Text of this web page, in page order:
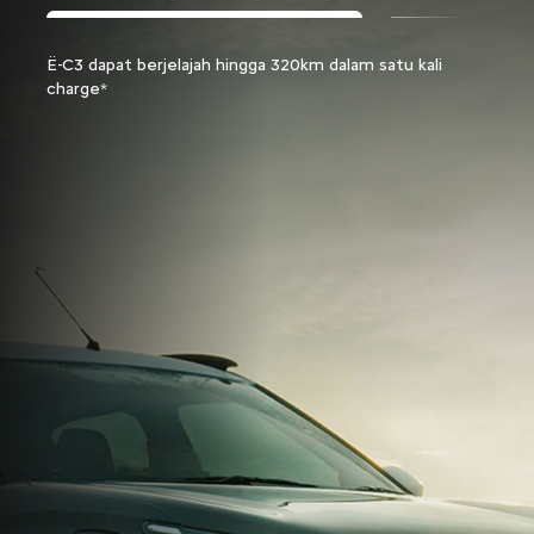
Ë-C3 dapat berjelajah hingga 320km dalam satu kali
charge*